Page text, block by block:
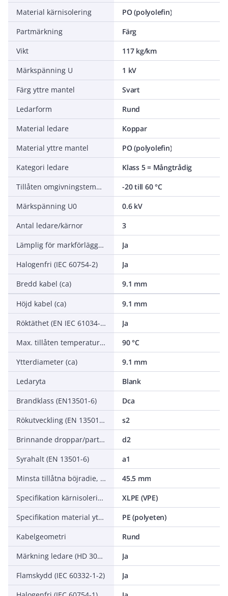
Material kärnisolering
PO (polyolefin)
Partmärkning
Färg
Vikt
117 kg/km
Märkspänning U
1 kV
Färg yttre mantel
Svart
Ledarform
Rund
Material ledare
Koppar
Material yttre mantel
PO (polyolefin)
Kategori ledare
Klass 5 = Mångtrådig
Tillåten omgivningstemperatur under montering/hantering
-20 till 60 °C
Märkspänning U0
0.6 kV
Antal ledare/kärnor
3
Lämplig för markförläggning
Ja
Halogenfri (IEC 60754-2)
Ja
Bredd kabel (ca)
9.1 mm
Höjd kabel (ca)
9.1 mm
Röktäthet (EN IEC 61034-2)
Ja
Max. tillåten temperatur ledare
90 °C
Ytterdiameter (ca)
9.1 mm
Ledaryta
Blank
Brandklass (EN13501-6)
Dca
Rökutveckling (EN 13501-6)
s2
Brinnande droppar/partiklar (EN 13501-6)
d2
Syrahalt (EN 13501-6)
a1
Minsta tillåtna böjradie, stationär tillämpning/permanent installation
45.5 mm
Specifikation kärnisolering
XLPE (VPE)
Specifikation material yttre mantel
PE (polyeten)
Kabelgeometri
Rund
Märkning ledare (HD 308 S2)
Ja
Flamskydd (IEC 60332-1-2)
Ja